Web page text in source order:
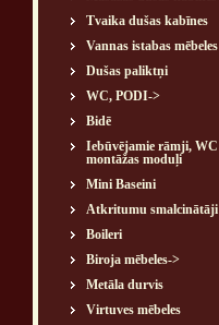
Tvaika dušas kabīnes
Vannas istabas mēbeles
Dušas paliktņi
WC, PODI->
Bidē
Iebūvējamie rāmji, WC
montāžas moduļi
Mini Baseini
Atkritumu smalcinātāji
Boileri
Biroja mēbeles->
Metāla durvis
Virtuves mēbeles